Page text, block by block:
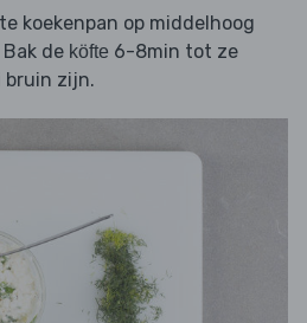
koekenpan op middelhoog
de köfte 6-8min tot ze
bruin zijn.